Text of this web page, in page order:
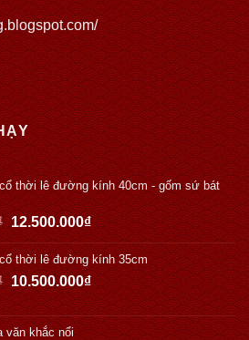
thời lê đường kính 40cm - gốm sứ bát
12.500.000₫
thời lê đường kính 35cm
10.500.000₫
văn khắc nổi